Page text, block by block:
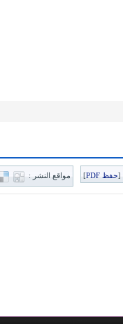
[حفظ PDF ] مواقع النشر :